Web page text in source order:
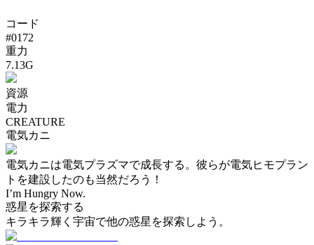
コード
#0172
重力
7.13G
資源
電力
CREATURE
電気カニ
電気カニは電気プラズマで成長する。彼らが電気ヒモプラン
トを建設したのも当然だろう！
I’m Hungry Now.
惑星を探索する
キラキラ輝く宇宙で他の惑星を探索しよう。